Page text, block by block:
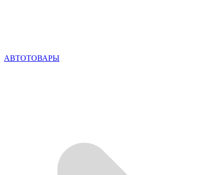
АВТОТОВАРЫ